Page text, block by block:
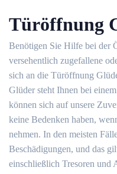
Türöffnung
Benötigen Sie Hilfe bei der
versehentlich zugefallene
sich an die Türöffnung
Glüder steht Ihnen bei
können sich auf unsere
keine Bedenken haben,
nehmen. In den meisten
Beschädigungen, und das
einschließlich Tresoren und